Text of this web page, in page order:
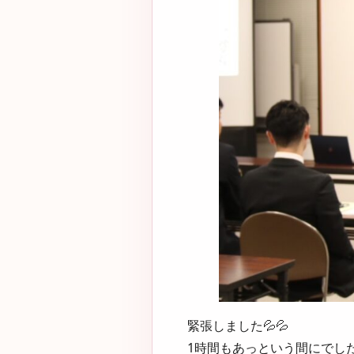
緊張しました💦💦
1時間もあっという間にでし